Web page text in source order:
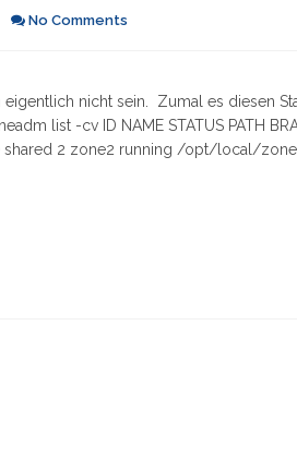
No Comments
nicht sein. Zumal es diesen
list -cv ID NAME STATUS PATH
2 zone2 running /opt/local/